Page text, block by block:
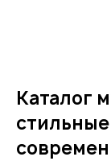
Каталог